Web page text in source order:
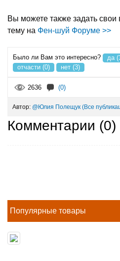
Вы можете также задать свои
тему на Фен-шуй Форуме >>
Было ли Вам это интересно?
да
отчасти (0)
нет (3)
2636 (0)
Автор: @Юлия Полещук (Все
Комментарии (0)
Популярные товары